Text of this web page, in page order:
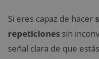
Si eres capaz de hacer
repeticiones sin
señal clara de que